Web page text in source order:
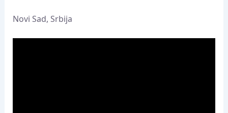
Novi Sad, Srbija